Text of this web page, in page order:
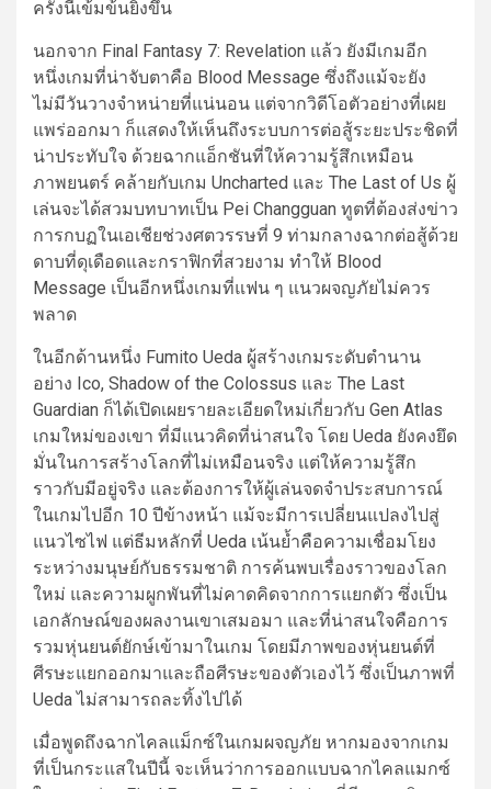
ครั้งนี้เข้มข้นยิ่งขึ้น
นอกจาก Final Fantasy 7: Revelation แล้ว ยังมีเกมอีก
หนึ่งเกมที่น่าจับตาคือ Blood Message ซึ่งถึงแม้จะยัง
ไม่มีวันวางจำหน่ายที่แน่นอน แต่จากวิดีโอตัวอย่างที่เผย
แพร่ออกมา ก็แสดงให้เห็นถึงระบบการต่อสู้ระยะประชิดที่
น่าประทับใจ ด้วยฉากแอ็กชันที่ให้ความรู้สึกเหมือน
ภาพยนตร์ คล้ายกับเกม Uncharted และ The Last of Us ผู้
เล่นจะได้สวมบทบาทเป็น Pei Changguan ทูตที่ต้องส่งข่าว
การกบฏในเอเชียช่วงศตวรรษที่ 9 ท่ามกลางฉากต่อสู้ด้วย
ดาบที่ดุเดือดและกราฟิกที่สวยงาม ทำให้ Blood
Message เป็นอีกหนึ่งเกมที่แฟน ๆ แนวผจญภัยไม่ควร
พลาด
ในอีกด้านหนึ่ง Fumito Ueda ผู้สร้างเกมระดับตำนาน
อย่าง Ico, Shadow of the Colossus และ The Last
Guardian ก็ได้เปิดเผยรายละเอียดใหม่เกี่ยวกับ Gen Atlas
เกมใหม่ของเขา ที่มีแนวคิดที่น่าสนใจ โดย Ueda ยังคงยึด
มั่นในการสร้างโลกที่ไม่เหมือนจริง แต่ให้ความรู้สึก
ราวกับมีอยู่จริง และต้องการให้ผู้เล่นจดจำประสบการณ์
ในเกมไปอีก 10 ปีข้างหน้า แม้จะมีการเปลี่ยนแปลงไปสู่
แนวไซไฟ แต่ธีมหลักที่ Ueda เน้นย้ำคือความเชื่อมโยง
ระหว่างมนุษย์กับธรรมชาติ การค้นพบเรื่องราวของโลก
ใหม่ และความผูกพันที่ไม่คาดคิดจากการแยกตัว ซึ่งเป็น
เอกลักษณ์ของผลงานเขาเสมอมา และที่น่าสนใจคือการ
รวมหุ่นยนต์ยักษ์เข้ามาในเกม โดยมีภาพของหุ่นยนต์ที่
ศีรษะแยกออกมาและถือศีรษะของตัวเองไว้ ซึ่งเป็นภาพที่
Ueda ไม่สามารถละทิ้งไปได้
เมื่อพูดถึงฉากไคลแม็กซ์ในเกมผจญภัย หากมองจากเกม
ที่เป็นกระแสในปีนี้ จะเห็นว่าการออกแบบฉากไคลแมกซ์